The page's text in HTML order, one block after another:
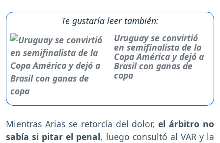
Te gustaría leer también:
Uruguay se convirtió
en semifinalista de la
Copa América y dejó a
Brasil con ganas de
copa
Mientras Arias se retorcía del dolor,el árbitro no
sabía si pitar el penal, luego consultó al VAR y la